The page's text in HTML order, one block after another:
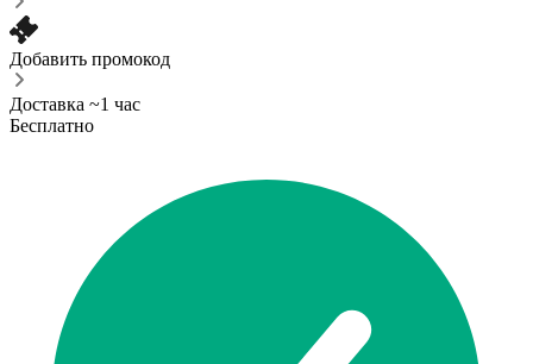
Добавить промокод
Доставка ~1 час
Бесплатно